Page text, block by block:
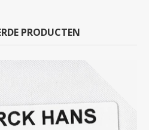
PRODUCTEN